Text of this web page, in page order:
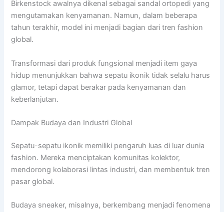
Birkenstock awalnya dikenal sebagai sandal ortopedi yang
mengutamakan kenyamanan. Namun, dalam beberapa
tahun terakhir, model ini menjadi bagian dari tren fashion
global.
Transformasi dari produk fungsional menjadi item gaya
hidup menunjukkan bahwa sepatu ikonik tidak selalu harus
glamor, tetapi dapat berakar pada kenyamanan dan
keberlanjutan.
Dampak Budaya dan Industri Global
Sepatu-sepatu ikonik memiliki pengaruh luas di luar dunia
fashion. Mereka menciptakan komunitas kolektor,
mendorong kolaborasi lintas industri, dan membentuk tren
pasar global.
Budaya sneaker, misalnya, berkembang menjadi fenomena